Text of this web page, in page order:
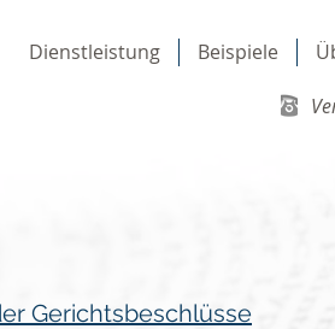
Dienstleistung Beispiele
Gerichtsbeschlüsse